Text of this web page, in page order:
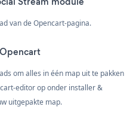
van de Opencart-pagina.
om alles in één map uit te pakken
editor op onder installer &
uitgepakte map.